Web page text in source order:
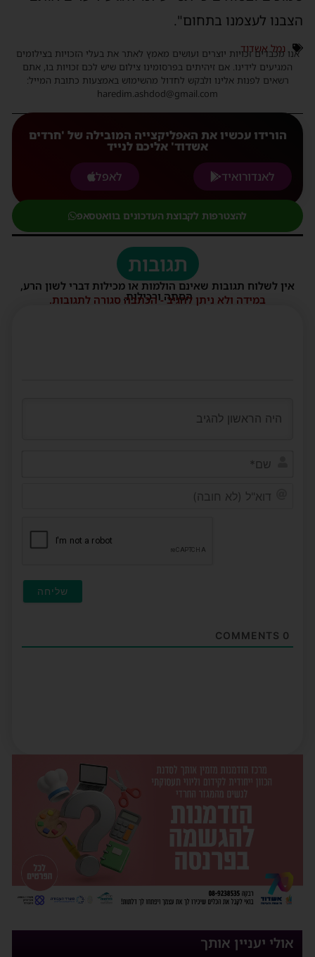
הצבנו לעצמנו בתחום".
נמל אשדוד
אנו מכבדים זכויות יוצרים ועושים מאמץ לאתר את בעלי הזכויות בצילומים
המגיעים לידינו. אם זיהיתים בפרסומינו צילום שיש לכם זכויות בו, אתם
רשאים לפנות אלינו ולבקש לחדול מהשימוש באמצעות כתובת המייל:
haredim.ashdod@gmail.com
הורידו עכשיו את האפליקצייה המובילה של 'חרדים
אשדוד' אליכם לנייד
לאנדורואיד
לאפל
להצטרפות לקבוצת העדכונים בוואטסאפ
תגובות
אין לשלוח תגובות שאינם הולמות או מכילות דברי לשון הרע,
הסתה ורכילות.
במידה ולא ניתן להגיב - הכתבה סגורה לתגובות.
0
אולי יעניין אותך